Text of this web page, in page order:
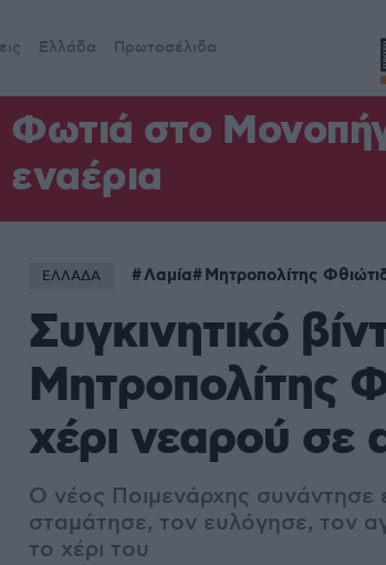
Ελλάδα Πρωτοσέλιδα
Φωτιά στο
εναέρια
ΕΛΛΑΔΑ Λαμία Μητροπολίτης
Συγκινητικό
Μητροπολίτης
χέρι νεαρού σε
Ο νέος Ποιμενάρχης συνάντησε
σταμάτησε, τον ευλόγησε, τον
το χέρι του